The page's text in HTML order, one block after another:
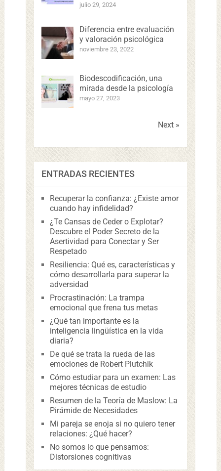
julio 29, 2024
Diferencia entre evaluación
y valoración psicológica
noviembre 23, 2022
Biodescodificación, una
mirada desde la psicología
mayo 27, 2023
Next »
ENTRADAS RECIENTES
Recuperar la confianza: ¿Existe amor
cuando hay infidelidad?
¿Te Cansas de Ceder o Explotar?
Descubre el Poder Secreto de la
Asertividad para Conectar y Ser
Respetado
Resiliencia: Qué es, características y
cómo desarrollarla para superar la
adversidad
Procrastinación: La trampa
emocional que frena tus metas
¿Qué tan importante es la
inteligencia lingüística en la vida
diaria?
De qué se trata la rueda de las
emociones de Robert Plutchik
Cómo estudiar para un examen: Las
mejores técnicas de estudio
Resumen de la Teoría de Maslow: La
Pirámide de Necesidades
Mi pareja se enoja si no quiero tener
relaciones: ¿Qué hacer?
No somos lo que pensamos:
Distorsiones cognitivas